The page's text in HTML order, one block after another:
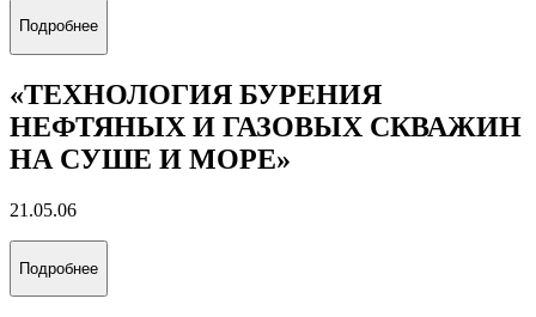
Подробнее
«ТЕХНОЛОГИЯ БУРЕНИЯ
НЕФТЯНЫХ И ГАЗОВЫХ СКВАЖИН
НА СУШЕ И МОРЕ»
21.05.06
Подробнее